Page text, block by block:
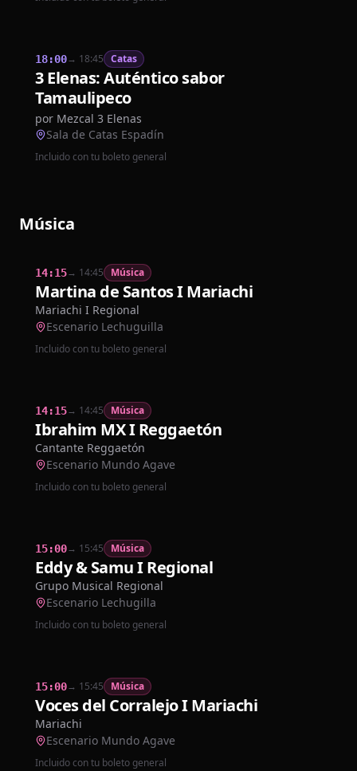
18:00→ 18:45 Catas
3 Elenas: Auténtico sabor
Tamaulipeco
por Mezcal 3 Elenas
Sala de Catas Espadín
Incluido con tu boleto general
Música
14:15→ 14:45 Música
Martina de Santos I Mariachi
Mariachi I Regional
Escenario Lechuguilla
Incluido con tu boleto general
14:15→ 14:45 Música
Ibrahim MX I Reggaetón
Cantante Reggaetón
Escenario Mundo Agave
Incluido con tu boleto general
15:00→ 15:45 Música
Eddy & Samu I Regional
Grupo Musical Regional
Escenario Lechugilla
Incluido con tu boleto general
15:00→ 15:45 Música
Voces del Corralejo I Mariachi
Mariachi
Escenario Mundo Agave
Incluido con tu boleto general